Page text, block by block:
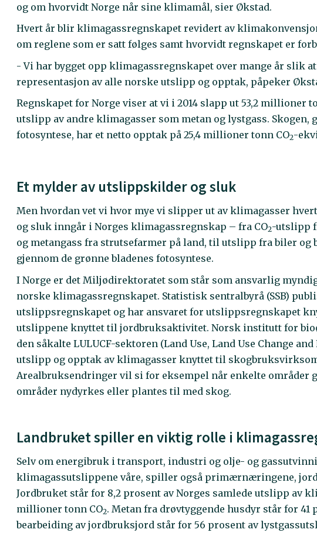
og om hvorvidt Norge når sine klimamål, sier Økstad.
Hvert år blir klimagassregnskapet revidert av
om reglene som er satt følges samt hvorvidt regnskapet er
- Vi har bygget opp klimagassregnskapet over mange år slik
representasjon av alle norske utslipp og opptak, påpeker
Regnskapet for Norge viser at vi i 2014 slapp ut 53,2 millioner
utslipp av andre klimagasser som metan og lystgass. Skogen,
fotosyntese, har et netto opptak på 25,4 millioner tonn CO2-
Et mylder av utslippskilder og sluk
Men hvordan vet vi hvor mye vi slipper ut av klimagasser
og sluk inngår i Norges klimagassregnskap – fra CO2-utslipp
og metangass fra strutsefarmer på land, til utslipp fra biler og
gjennom de grønne bladenes fotosyntese.
I Norge er det Miljødirektoratet som står som ansvarlig
norske klimagassregnskapet. Statistisk sentralbyrå (SSB)
utslippsregnskapet og har ansvaret for utslippsregnskapet
utslippene knyttet til jordbruksaktivitet. Norsk institutt for
den såkalte LULUCF-sektoren (Land Use, Land Use Change
utslipp og opptak av klimagasser knyttet til
Arealbruksendringer vil si for eksempel når enkelte områder
områder nydyrkes eller plantes til med skog.
Landbruket spiller en viktig rolle i
Selv om energibruk i transport, industri og olje- og
klimagassutslippene våre, spiller også primærnæringene,
Jordbruket står for 8,2 prosent av Norges samlede utslipp av
millioner tonn CO2. Metan fra drøvtyggende husdyr står for
bearbeiding av jordbruksjord står for 56 prosent av